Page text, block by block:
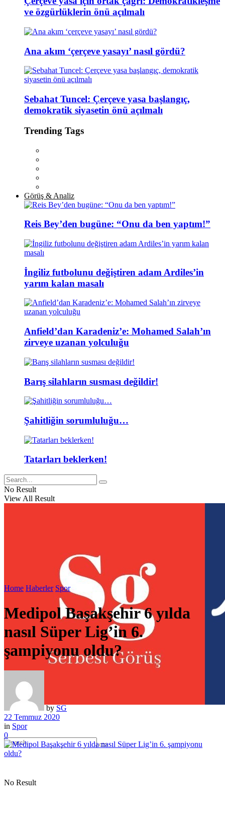
ve özgürlüklerin önü açılmalı
Ana akım ‘çerçeve yasayı’ nasıl gördü?
Sebahat Tuncel: Çerçeve yasa başlangıç,
demokratik siyasetin önü açılmalı
Trending Tags
Görüş & Analiz
Reis Bey’den bugüne: “Onu da ben yaptım!”
İngiliz futbolunu değiştiren adam Ardiles’in
yarım kalan masalı
Anfield’dan Karadeniz’e: Mohamed Salah’ın
zirveye uzanan yolculuğu
Barış silahların susması değildir!
Şahitliğin sorumluluğu…
Tatarları beklerken!
No Result
View All Result
No Result
Home Haberler Spor
Medipol Başakşehir 6 yılda
nasıl Süper Lig’in 6.
şampiyonu oldu?
by SG
22 Temmuz 2020
in Spor
0